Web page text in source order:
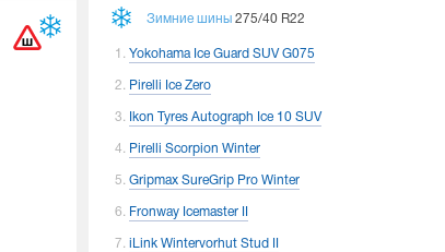
Зимние шины 275/40 R22
Yokohama Ice Guard SUV G075
Pirelli Ice Zero
Ikon Tyres Autograph Ice 10 SUV
Pirelli Scorpion Winter
Gripmax SureGrip Pro Winter
Fronway Icemaster II
iLink Wintervorhut Stud II